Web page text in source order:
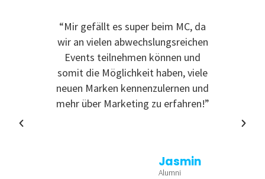
“Mir gefällt es super beim MC, da
wir an vielen abwechslungsreichen
Events teilnehmen können und
somit die Möglichkeit haben, viele
neuen Marken kennenzulernen und
mehr über Marketing zu erfahren!”
Jasmin
Alumni